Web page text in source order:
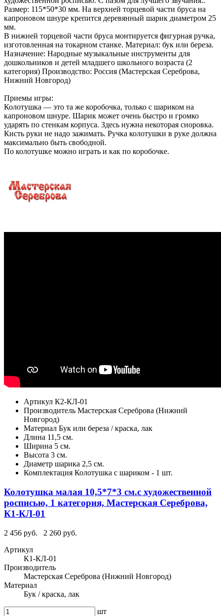
Размер: 115*50*30 мм. На верхней торцевой части бруса на
капроновом шнуре крепится деревянный шарик диаметром 25
мм.
В нижней торцевой части бруса монтируется фигурная ручка,
изготовленная на токарном станке. Материал: бук или береза.
Назначение: Народные музыкальные инструменты для
дошкольников и детей младшего школьного возраста (2
категория) Производство: Россия (Мастерская Сереброва,
Нижний Новгород)
Приемы игры:
Колотушка — это та же коробочка, только с шариком на
капроновом шнуре. Шарик может очень быстро и громко
ударять по стенкам корпуса. Здесь нужна некоторая сноровка.
Кисть руки не надо зажимать. Ручка колотушки в руке должна
максимально быть свободной.
По колотушке можно играть и как по коробочке.
Артикул К2-КЛ-01
Производитель Мастерская Сереброва (Нижний
Новгород)
Материал Бук или береза / краска, лак
Длина 11,5 см.
Ширина 5 см.
Высота 3 см.
Диаметр шарика 2,5 см.
Комплектация Колотушка с шариком - 1 шт.
Колотушка малая 10,5*7*3 см.с художественной
росписью, 1 категория, Мастерская Сереброва,
К1-КЛ-01
2 456 руб.
2 260 руб.
Артикул
К1-КЛ-01
Производитель
Мастерская Сереброва (Нижний Новгород)
Материал
Бук / краска, лак
шт